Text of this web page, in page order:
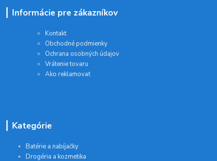
Informácie pre zákazníkov
Kontakt
Obchodné podmienky
Ochrana osobných údajov
Vrátenie tovaru
Ako reklamovať
Kategórie
Batérie a nabíjačky
Drogéria a kozmetika